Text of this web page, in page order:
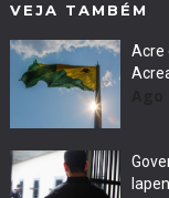
VEJA TAMBÉM
Acre